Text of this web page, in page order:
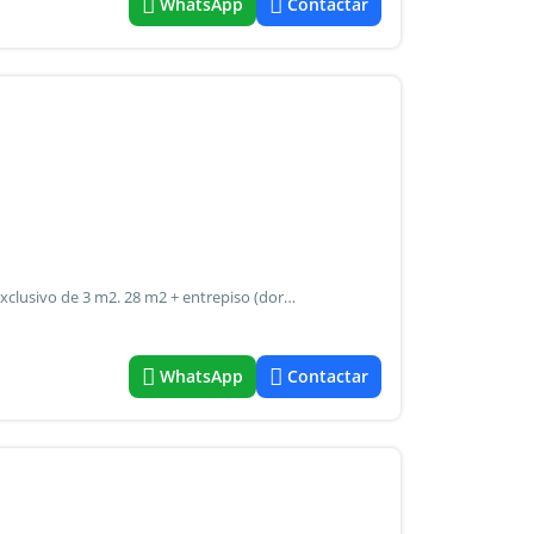
2 ambientes. Interno. 25 m2 + patio chico comun de uso exclusivo de 3 m2. 28 m2 + entrepiso (dormitorio con vestidor) de 15 m2 aproximadamente. Impecable. Baño y cocina completos. Placard. Servicios individuales. Lavadero incorporado. Pisos de roble. Todo electrico (instalacion electrica a nuevo con jabalina). Edificio de 3 pisos, ascensor. Expensas: $ 40.000.- Abl: $ 10.650.- Aysa: $ 18.720.- Entre peatonal florida y maipu (a 1 cuadra de peatonal lavalle - a 2 del subte linea c - a 2 de av. Cordoba - a 2 de av. Corrientes y subte linea b - a 3 de av. 9 de julio y metrobus - a 4 de av. Leandro n. Alem - a 5 del teatro colon - a 5 del obelisco - a 7 de puerto madero) centro apto discapacitados: no. No se incluyen en el precio de esta venta: mobiliarios no empotrados, aires acondicionados, estufas ni artefactos de iluminación. Elizabeth laufer - cucicba 4318 *fichabrick=1038541*
WhatsApp Contactar